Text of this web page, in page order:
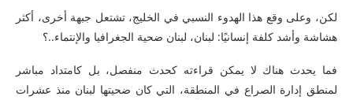
لكن، وعلى وقع هذا الهدوء النسبي في الخليج، تشتعل جبهة أخرى، أكثر
هشاشة وأشد كلفة إنسانيًا: لبنان، لبنان ضحية الجغرافيا والإنتماء..؟
فما يحدث هناك لا يمكن قراءته كحدث منفصل، بل كامتداد مباشر
لمنطق إدارة الصراع في المنطقة، التي كان ضحيتها لبنان منذ عشرات